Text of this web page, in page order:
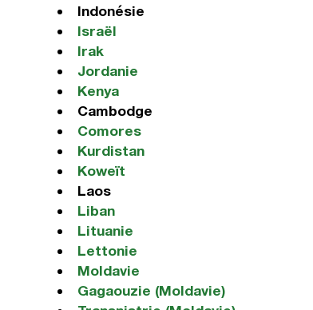
Indonésie
Israël
Irak
Jordanie
Kenya
Cambodge
Comores
Kurdistan
Koweït
Laos
Liban
Lituanie
Lettonie
Moldavie
Gagaouzie (Moldavie)